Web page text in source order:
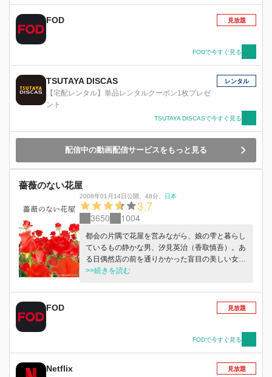
FOD 見放題
FODで今すぐ見る
TSUTAYA DISCAS
【宅配レンタル】単品レンタルクーポン1枚プレゼ
ント
レンタル
TSUTAYA DISCASで今すぐ見る
配信中の動画配信サービスをもっと見る
薔薇のない花屋
2008年01月14日公開 48分 日本
3.7
3650 1004
都会の片隅で花屋を営みながら、娘の雫と暮らし
ているもの静かな男、汐見英治（香取慎吾）。あ
る日偶然店の前を通りかかった盲目の美しい女
性、白戸美桜（竹内結子）と出会うことによって
営むフラワーショップ雫の店先である日、1人の
女性、白戸美桜が雨宿りをしている。英治はごく
に英治のもとに雫が通う学校から連絡が入り、雫
が何か問題を起こしたに違いないと急いで英治は
小学校に向う。実は、ある時から雫は頭巾をかぶ
って過ごすようになっていたのだった・・・。
>>続きを読む
FOD 見放題
FODで今すぐ見る
Netflix 見放題